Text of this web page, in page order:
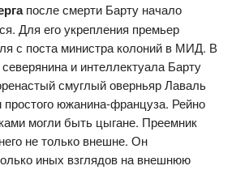
после смерти Барту начало
Для его укрепления премьер
с поста министра колоний в МИД. В
и интеллектуала Барту
смуглый оверньяр Лаваль
южанина-француза. Рейно
могли быть цыгане. Преемник
не только внешне. Он
иных взглядов на внешнюю